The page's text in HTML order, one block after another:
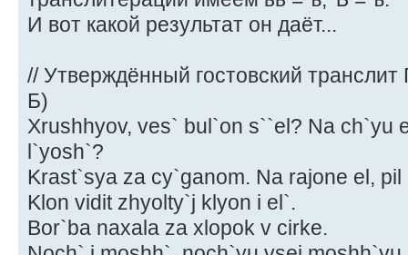
И вот какой результат он даёт...
// Утверждённый гостовский
Б)
Xrushhyov, ves` bul`on s``el? Na ch`yu
l`yosh`?
Krast`sya za cy`ganom. Na rajone el, pil
Klon vidit zhyolty`j klyon i el`.
Bor`ba naxala za xlopok v cirke.